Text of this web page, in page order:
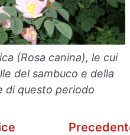
(Rosa canina), le cui
del sambuco e della
di questo periodo